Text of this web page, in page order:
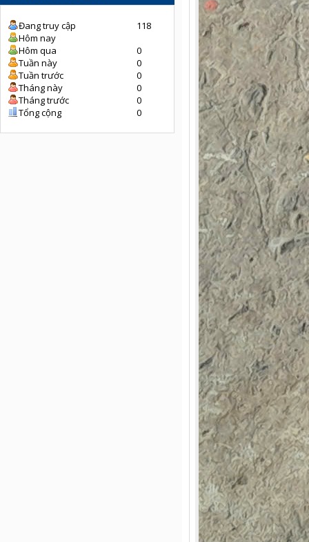
Đang truy cập
118
Hôm nay
Hôm qua
0
Tuần này
0
Tuần trước
0
Tháng này
0
Tháng trước
0
Tổng cộng
0